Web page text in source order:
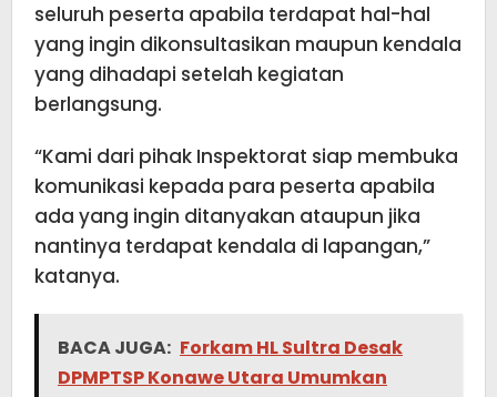
seluruh peserta apabila terdapat hal-hal
yang ingin dikonsultasikan maupun kendala
yang dihadapi setelah kegiatan
berlangsung.
“Kami dari pihak Inspektorat siap membuka
komunikasi kepada para peserta apabila
ada yang ingin ditanyakan ataupun jika
nantinya terdapat kendala di lapangan,”
katanya.
BACA JUGA: Forkam HL Sultra Desak
DPMPTSP Konawe Utara Umumkan